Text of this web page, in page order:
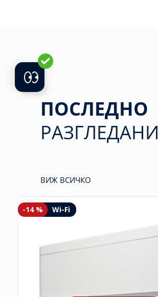
ПОСЛЕДНО
РАЗГЛЕДАНИ
ВИЖ ВСИЧКО
-14 % Wi-Fi